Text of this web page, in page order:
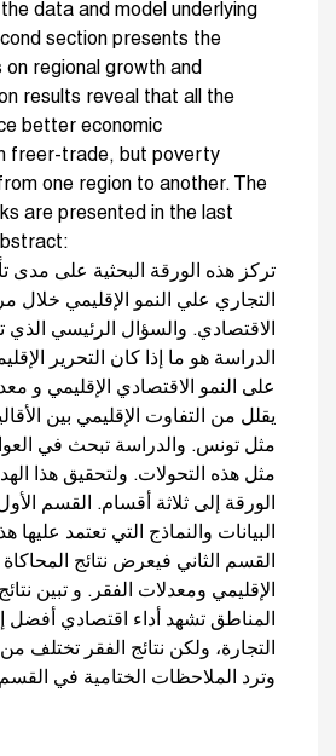
data and model underlying
section presents the
on regional growth and
results reveal that all the
better economic
freer-trade, but poverty
one region to another. The
are presented in the last
تركز هذه الورقة البحثية على مدى
التجاري علي النمو الإقليمي خلال
الاقتصادي. والسؤال الرئيسي
الدراسة هو ما إذا كان التحرير
على النمو الاقتصادي الإقليمي و
يقلل من التفاوت الإقليمي بين
مثل تونس. والدراسة تبحث في
مثل هذه التحولات. ولتحقيق هذا
الورقة إلى ثلاثة أقسام. القسم
البيانات والنماذج التي تعتمد عليها
القسم الثاني فيعرض نتائج
الإقليمي ومعدلات الفقر. و تبين
المناطق تشهد أداء اقتصادي أفضل
التجارة، ولكن نتائج الفقر تختلف
وترد الملاحظات الختامية في القسم